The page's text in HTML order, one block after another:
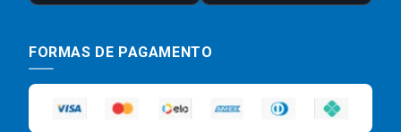
FORMAS DE PAGAMENTO